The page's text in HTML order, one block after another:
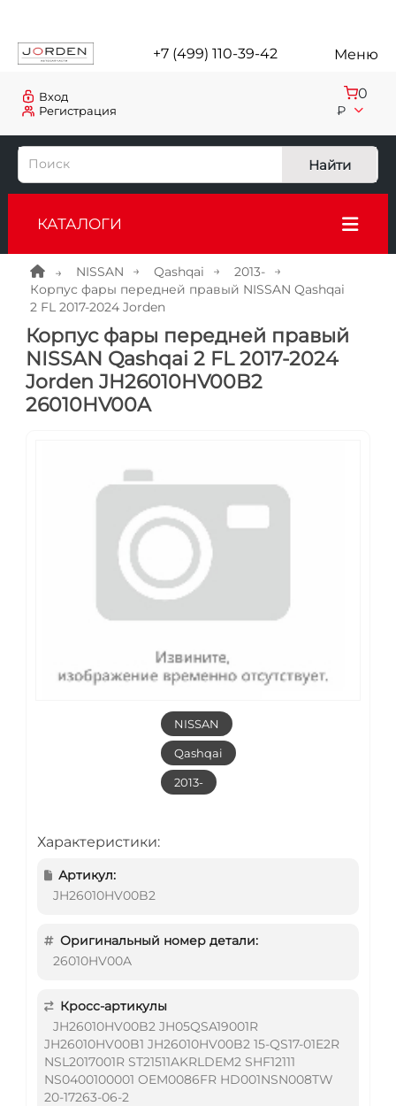
+7 (499) 110-39-42 Меню
Регистрация
Вход 0
₽
Найти
КАТАЛОГИ
NISSAN Qashqai
2013-
Корпус фары передней правый NISSAN Qashqai
2 FL 2017-2024 Jorden
Корпус фары передней правый
NISSAN Qashqai 2 FL 2017-2024
Jorden JH26010HV00B2
26010HV00A
NISSAN
Qashqai
2013-
Характеристики:
Артикул:
JH26010HV00B2
Оригинальный номер детали:
26010HV00A
Кросс-артикулы
JH26010HV00B2 JH05QSA19001R
JH26010HV00B1 JH26010HV00B2 15-QS17-01E2R
NSL2017001R ST21511AKRLDEM2 SHF12111
NS0400100001 OEM0086FR HD001NSN008TW
20-17263-06-2